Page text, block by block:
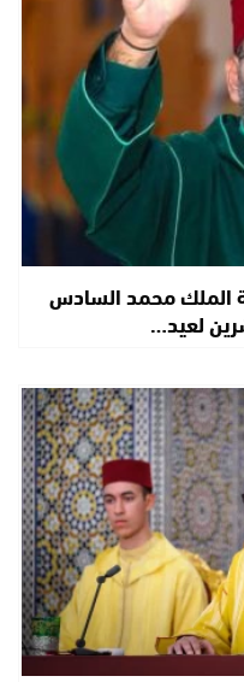
الملك محمد السادس
لعيد…